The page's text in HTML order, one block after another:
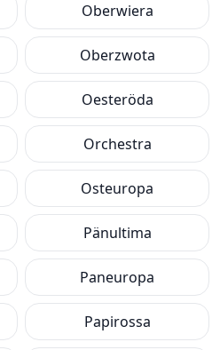
Oberwiera
Oberzwota
Oesteröda
Orchestra
Osteuropa
Pänultima
Paneuropa
Papirossa